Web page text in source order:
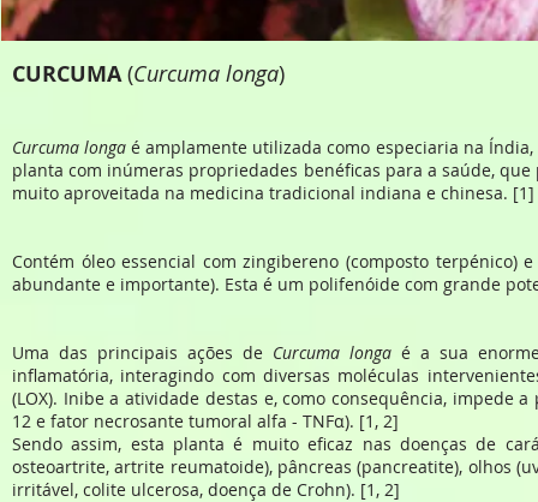
CURCUMA(Curcuma longa)
Curcuma longa é amplamente utilizada como especiaria na
planta com inúmeras propriedades benéficas para a saúde,
muito aproveitada na medicina tradicional indiana e chinesa. [1]
Contém óleo essencial com zingibereno (composto
abundante e importante). Esta é um polifenóide com grande
Uma das principais ações de Curcuma longa é a sua
inflamatória, interagindo com diversas moléculas
(LOX). Inibe a atividade destas e, como consequência, impede
12 e fator necrosante tumoral alfa - TNFα). [1, 2]
Sendo assim, esta planta é muito eficaz nas doenças de
osteoartrite, artrite reumatoide), pâncreas (pancreatite), olhos
irritável, colite ulcerosa, doença de Crohn). [1, 2]